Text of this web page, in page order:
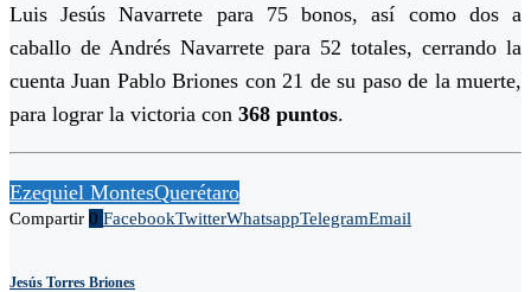
Luis Jesús Navarrete para 75 bonos, así como dos a
caballo de Andrés Navarrete para 52 totales, cerrando la
cuenta Juan Pablo Briones con 21 de su paso de la muerte,
para lograr la victoria con 368 puntos.
Ezequiel MontesQuerétaro
Compartir 0 FacebookTwitterWhatsappTelegramEmail
Jesús Torres Briones